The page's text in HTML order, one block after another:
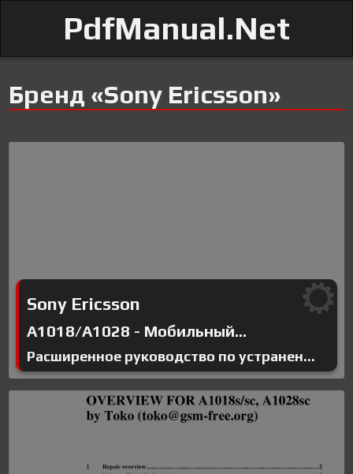
PdfManual.Net
Бренд «Sony Ericsson»
Sony Ericsson
A1018/A1028 - Мобильный...
Расширенное руководство по устранен...